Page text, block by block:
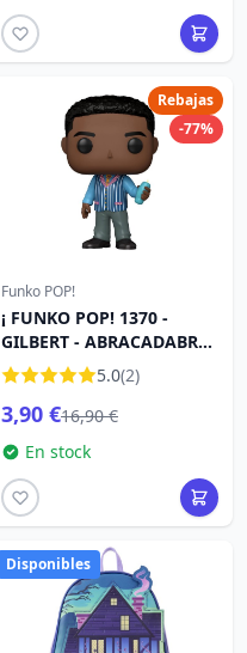
Rebajas
-77%
Funko POP!
¡ FUNKO POP! 1370 -
GILBERT - ABRACADABRA
2
5.0(2)
3,90 €16,90 €
En stock
Disponibles